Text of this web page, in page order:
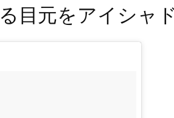
目元をアイシャ